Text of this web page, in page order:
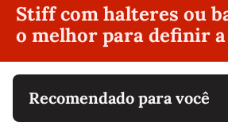
Stiff com halteres ou
o melhor para definir
Recomendado para você